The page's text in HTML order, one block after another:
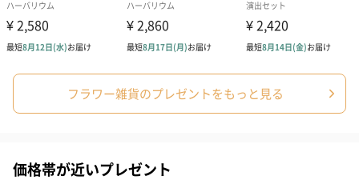
写真付きメッセージカ
ード（680円）
写真付きメッセージカ
ード（Thank you）ピ
ンク（680円）
【誕生日】
Birthday ホワ
刷なし）（
ラッピング
フラワー雑貨のプレゼントをもっと見る
価格帯が近いプレゼント